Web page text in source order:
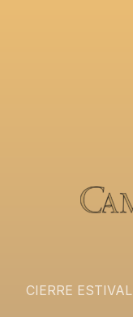
CIERRE ESTIVAL